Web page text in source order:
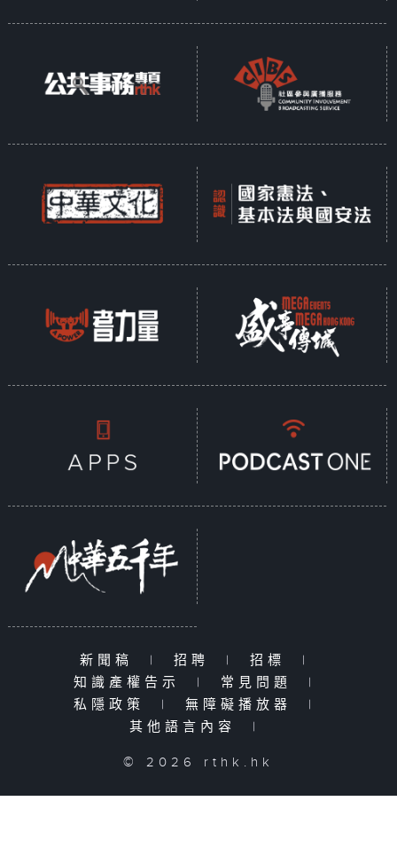
新聞稿 | 招聘 | 招標
|
知識產權告示
| 常見問題
|
私隱政策
| 無障礙播放器
|
其他語言內容
|
© 2026 rthk.hk